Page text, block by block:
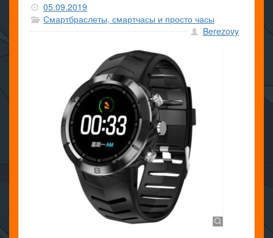
05.09.2019
Смартбраслеты, смартчасы и просто часы
Berezovy